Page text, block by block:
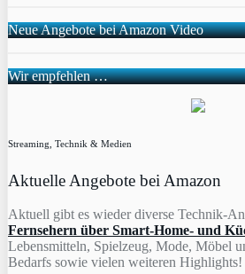
Neue Angebote bei Amazon Video
Wir empfehlen …
Streaming, Technik & Medien
Aktuelle Angebote bei Amazon
Aktuell gibt es wieder diverse Technik-
Fernsehern über Smart-Home- und
Lebensmitteln, Spielzeug, Mode, Möbel
Bedarfs sowie vielen weiteren Highlights!